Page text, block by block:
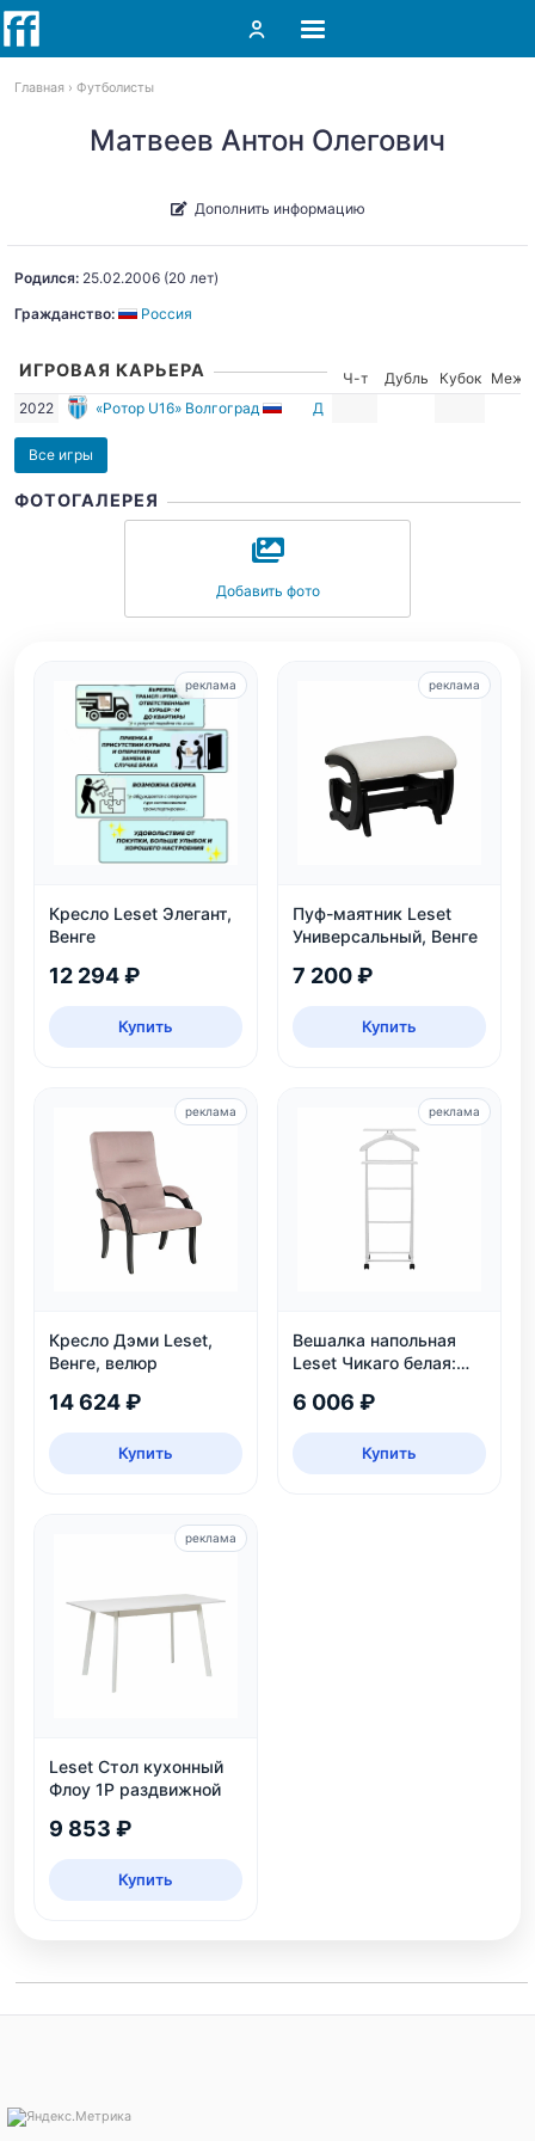
Главная Футболисты
Матвеев Антон Олегович
Дополнить информацию
Родился: 25.02.2006 (20 лет)
Гражданство:
Россия
ИГРОВАЯ КАРЬЕРА Ч-т Дубль Кубок
Межд.
2022
«Ротор U16» Волгоград Д
Все игры
ФОТОГАЛЕРЕЯ
Добавить фото
Кресло Leset Элегант,
Венге
12 294 ₽
Купить
реклама
Пуф-маятник Leset
Универсальный, Венге
7 200 ₽
Купить
реклама
Кресло Дэми Leset,
Венге, велюр
14 624 ₽
Купить
реклама
Вешалка напольная
Leset Чикаго белая:
нагрузка 30 кг
6 006 ₽
Купить
реклама
Leset Стол кухонный
Флоу 1Р раздвижной
9 853 ₽
Купить
реклама